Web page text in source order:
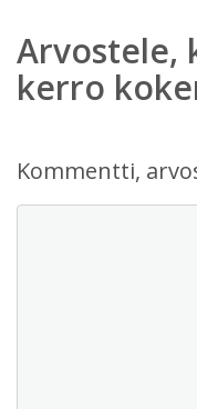
Arvostele,
kerro
Kommentti,